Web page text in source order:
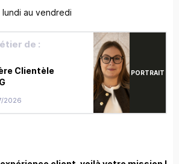
au vendredi
de :
Clientèle
2026
PORTRAIT